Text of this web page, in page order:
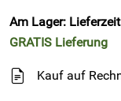
Am Lager:
GRATIS Lieferung
Kauf auf